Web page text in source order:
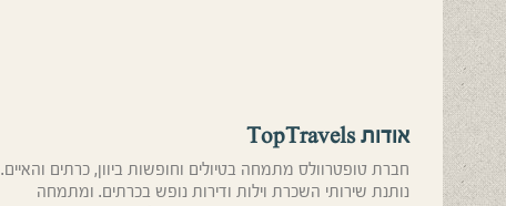
אודות TopTravels
חברת טופטרוולס מתמחה בטיולים וחופשות ביוון, כרתים והאיים.
נותנת שירותי השכרת וילות ודירות נופש בכרתים. ומתמחה